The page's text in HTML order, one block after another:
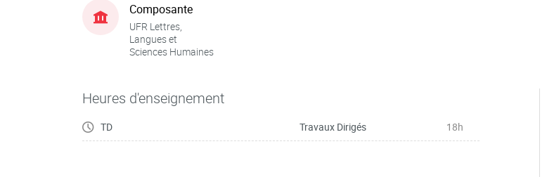
Composante
UFR Lettres,
Langues et
Sciences Humaines
Heures d'enseignement
TD Travaux Dirigés 18h